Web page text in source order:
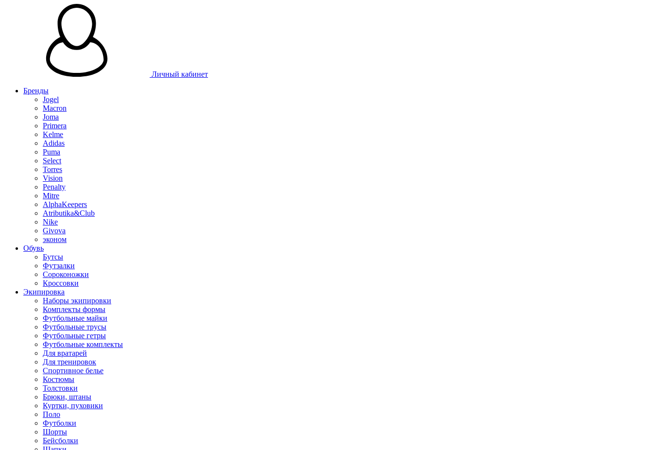
Личный кабинет
Бренды
Jogel
Macron
Joma
Primera
Kelme
Adidas
Puma
Select
Torres
Vision
Penalty
Mitre
AlphaKeepers
Atributika&Club
Nike
Givova
эконом
Обувь
Бутсы
Футзалки
Сороконожки
Кроссовки
Экипировка
Наборы экипировки
Комплекты формы
Футбольные майки
Футбольные трусы
Футбольные гетры
Футбольные комплекты
Для вратарей
Для тренировок
Спортивное белье
Костюмы
Толстовки
Брюки, штаны
Куртки, пуховики
Поло
Футболки
Шорты
Бейсболки